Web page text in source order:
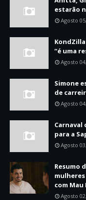
estarão
Agosto
“é uma
Agosto
Simone
de
Agosto
Carnaval
para a
Agosto
Resumo
com Mau
Agosto